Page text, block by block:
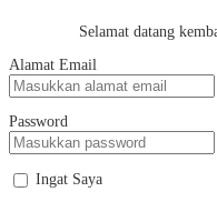
Selamat datang
Alamat Email
Password
Ingat Saya